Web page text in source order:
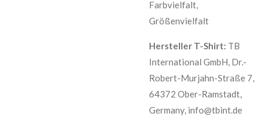
Farbvielfalt,
Größenvielfalt
Hersteller T-Shirt: TB
International GmbH, Dr.-
Robert-Murjahn-Straße 7,
64372 Ober-Ramstadt,
Germany, info@tbint.de